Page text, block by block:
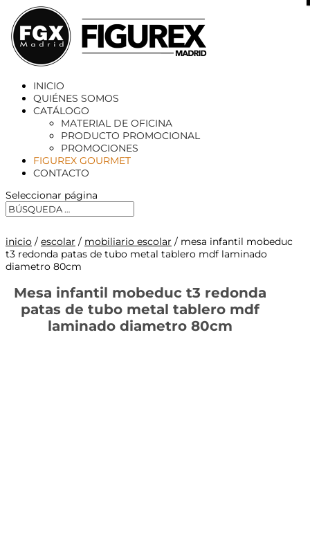
INICIO
QUIÉNES SOMOS
CATÁLOGO
MATERIAL DE OFICINA
PRODUCTO PROMOCIONAL
PROMOCIONES
FIGUREX GOURMET
CONTACTO
Seleccionar página
inicio / escolar / mobiliario escolar / mesa infantil mobeduc
t3 redonda patas de tubo metal tablero mdf laminado
diametro 80cm
Mesa infantil mobeduc t3 redonda
patas de tubo metal tablero mdf
laminado diametro 80cm